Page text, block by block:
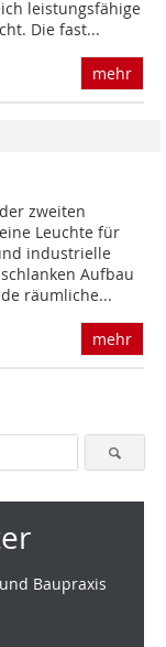
leistungsfähige
Die fast...
mehr
zweiten
Leuchte für
industrielle
Aufbau
räumliche...
mehr
Baupraxis